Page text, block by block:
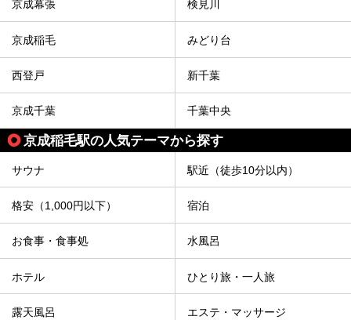
京成幕張 検見川
京成稲毛 みどり台
西登戸 新千葉
京成千葉 千葉中央
京成稲毛駅の人気テーマから探す
サウナ 駅近（徒歩10分以内）
格安（1,000円以下） 宿泊
お食事・食事処 水風呂
ホテル ひとり旅・一人旅
露天風呂 エステ・マッサージ